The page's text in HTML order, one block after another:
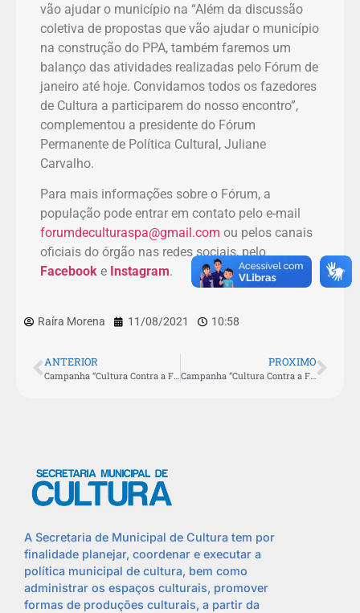
vão ajudar o município na “Além da discussão
coletiva de propostas que vão ajudar o município
na construção do PPA, também faremos um
balanço das atividades realizadas pelo Fórum de
janeiro até hoje. Convidamos todos os fazedores
de Cultura a participarem do nosso encontro”,
complementou a presidente do Fórum
Permanente de Política Cultural, Juliane
Carvalho.
Para mais informações sobre o Fórum, a
população pode entrar em contato pelo e-mail
forumdeculturaspa@gmail.com ou pelos canais
oficiais do órgão nas redes sociais, pelo
Facebook e Instagram.
Raíra Morena 11/08/2021 10:58
ANTERIOR
Campanha “Cultura Contra a Fome” ganha reforço com doação de alimentos do Miss & Mister São Pedro da Aldeia 2021
PROXIMO
Campanha “Cultura Contra a Fome” arrecada mais de 400 quilos de alimentos em São Pedro da Aldeia
A Secretaria de Municipal de Cultura tem por
finalidade planejar, coordenar e executar a
política municipal de cultura, bem como
administrar os espaços culturais, promover
formas de produções culturais, a partir da